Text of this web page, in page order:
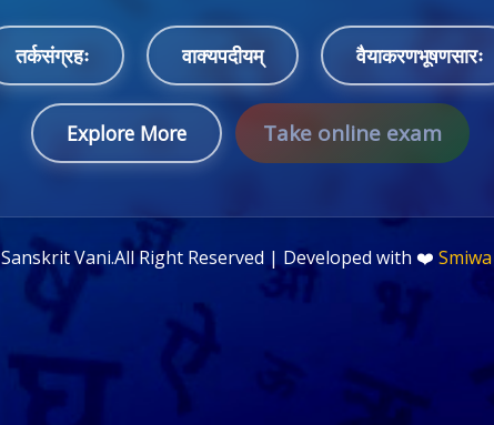
तर्कसंग्रहः वाक्यपदीयम् वैयाकरणभूषणसारः
Explore More Take online exam
Sanskrit Vani.All Right Reserved | Developed with ❤️